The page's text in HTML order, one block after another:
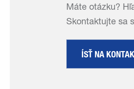
Máte otázku?
Skontaktujte sa
ÍSŤ NA